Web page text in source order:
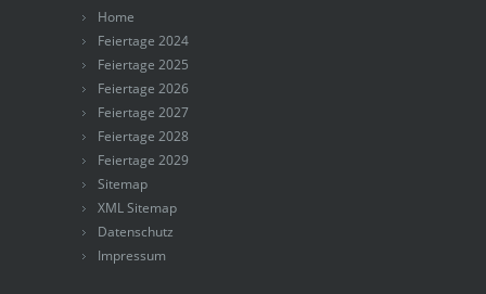
Home
Feiertage 2024
Feiertage 2025
Feiertage 2026
Feiertage 2027
Feiertage 2028
Feiertage 2029
Sitemap
XML Sitemap
Datenschutz
Impressum